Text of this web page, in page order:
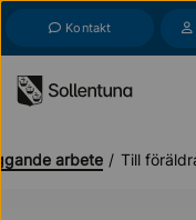
Kontakt
arbete Till